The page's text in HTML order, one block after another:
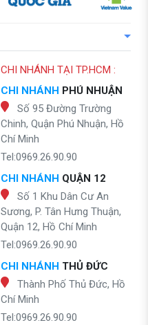
CHI NHÁNH TẠI TP.HCM :
CHI NHÁNH PHÚ NHUẬN
Số 95 Đường Trường
Chinh, Quận Phú Nhuận, Hồ
Chí Minh
Tel:0969.26.90.90
CHI NHÁNH QUẬN 12
Số 1 Khu Dân Cư An
Sương, P. Tân Hưng Thuận,
Quận 12, Hồ Chí Minh
Tel:0969.26.90.90
CHI NHÁNH THỦ ĐỨC
Thành Phố Thủ Đức, Hồ
Chí Minh
Tel:0969.26.90.90